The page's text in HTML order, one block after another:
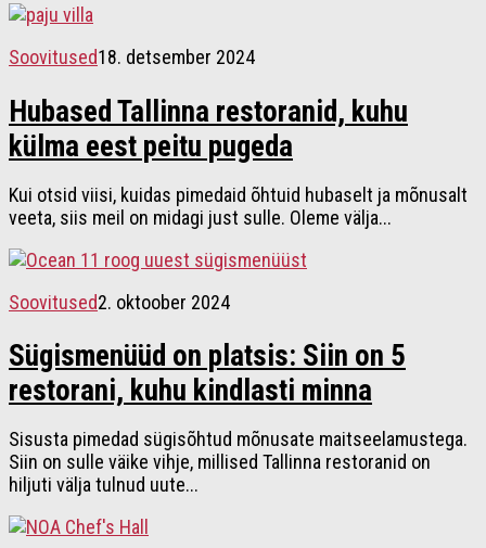
Soovitused18. detsember 2024
Hubased Tallinna restoranid, kuhu
külma eest peitu pugeda
Kui otsid viisi, kuidas pimedaid õhtuid hubaselt ja mõnusalt
veeta, siis meil on midagi just sulle. Oleme välja...
Soovitused2. oktoober 2024
Sügismenüüd on platsis: Siin on 5
restorani, kuhu kindlasti minna
Sisusta pimedad sügisõhtud mõnusate maitseelamustega.
Siin on sulle väike vihje, millised Tallinna restoranid on
hiljuti välja tulnud uute...